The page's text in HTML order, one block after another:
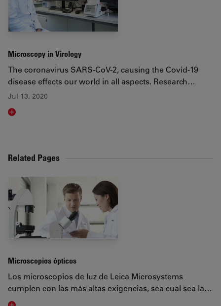
Microscopy in Virology
The coronavirus SARS-CoV-2, causing the Covid-19
disease effects our world in all aspects. Research…
Jul 13, 2020
Read article
Related Pages
Microscopios ópticos
Los microscopios de luz de Leica Microsystems
cumplen con las más altas exigencias, sea cual sea la…